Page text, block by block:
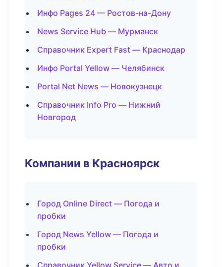
Инфо Pages 24 — Ростов-на-Дону
News Service Hub — Мурманск
Справочник Expert Fast — Краснодар
Инфо Portal Yellow — Челябинск
Portal Net News — Новокузнецк
Справочник Info Pro — Нижний
Новгород
Компании в Красноярск
Город Online Direct — Погода и
пробки
Город News Yellow — Погода и
пробки
Справочник Yellow Service — Авто и